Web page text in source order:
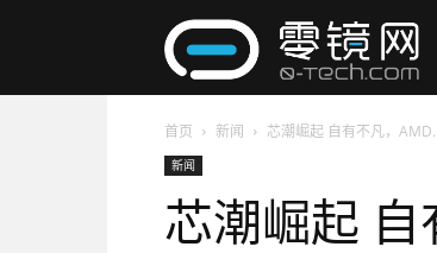
镜
网
首页 新闻 芯潮崛起 自有不凡，
新闻
芯潮崛起